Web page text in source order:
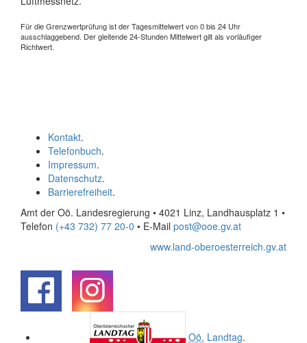
Für die Grenzwertprüfung ist der Tagesmittelwert von 0 bis 24 Uhr
ausschlaggebend. Der gleitende 24-Stunden Mittelwert gilt als vorläufiger
Richtwert.
Kontakt.
Telefonbuch.
Impressum.
Datenschutz.
Barrierefreiheit.
Amt der Oö. Landesregierung • 4021 Linz, Landhausplatz 1 •
Telefon (+43 732) 77 20-0 • E-Mail post@ooe.gv.at
www.land-oberoesterreich.gv.at
Oö. Landtag.